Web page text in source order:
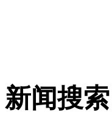
新闻搜索